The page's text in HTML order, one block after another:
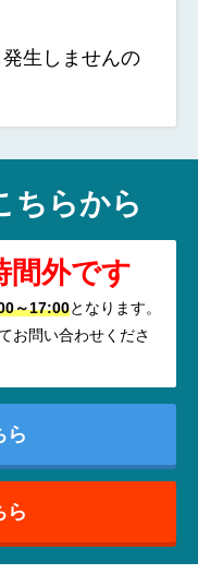
生しませんの
ちらから
間外です
～17:00となります。
お問い合わせくださ
ら
ら